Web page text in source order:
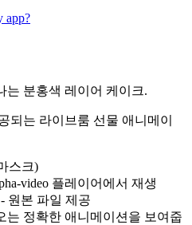
app?
는 분홍색 레이어 케이크.
되는 라이브룸 선물 애니메이
스크)
video 플레이어에서 재생
원본 파일 제공
는 정확한 애니메이션을 보여줍